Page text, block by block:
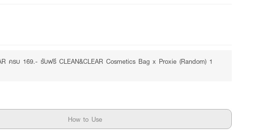
ครบ 169.- รับฟรี CLEAN&CLEAR Cosmetics Bag x Proxie (Random) 1
How to Use